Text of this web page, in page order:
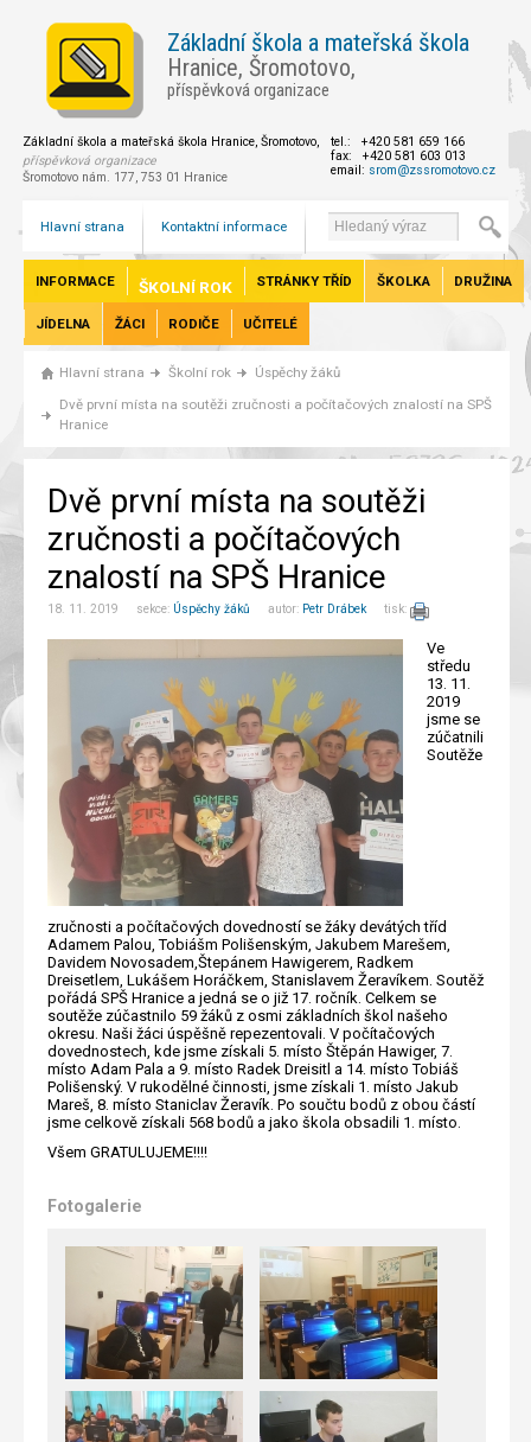
Základní škola a mateřská škola
Hranice, Šromotovo,
příspěvková organizace
Základní škola a mateřská škola Hranice, Šromotovo,
příspěvková organizace
Šromotovo nám. 177, 753 01 Hranice
tel.: +420 581 659 166
fax: +420 581 603 013
email: srom@zssromotovo.cz
Hlavní strana Kontaktní informace
INFORMACE ŠKOLNÍ ROK STRÁNKY TŘÍD ŠKOLKA DRUŽINA
JÍDELNA ŽÁCI RODIČE UČITELÉ
Hlavní strana Školní rok
Úspěchy žáků
Dvě první místa na soutěži zručnosti a počítačových znalostí na SPŠ
Hranice
Dvě první místa na soutěži
zručnosti a počítačových
znalostí na SPŠ Hranice
18. 11. 2019 sekce: Úspěchy žáků autor: Petr Drábek tisk:
Ve
středu
13. 11.
2019
jsme se
zúčatnili
Soutěže
zručnosti a počítačových dovedností se žáky devátých tříd
Adamem Palou, Tobiášm Polišenským, Jakubem Marešem,
Davidem Novosadem,Štepánem Hawigerem, Radkem
Dreisetlem, Lukášem Horáčkem, Stanislavem Žeravíkem. Soutěž
pořádá SPŠ Hranice a jedná se o již 17. ročník. Celkem se
soutěže zúčastnilo 59 žáků z osmi základních škol našeho
okresu. Naši žáci úspěšně repezentovali. V počítačových
dovednostech, kde jsme získali 5. místo Štěpán Hawiger, 7.
místo Adam Pala a 9. místo Radek Dreisitl a 14. místo Tobiáš
Polišenský. V rukodělné činnosti, jsme získali 1. místo Jakub
Mareš, 8. místo Staniclav Žeravík. Po součtu bodů z obou částí
jsme celkově získali 568 bodů a jako škola obsadili 1. místo.
Všem GRATULUJEME!!!!
Fotogalerie